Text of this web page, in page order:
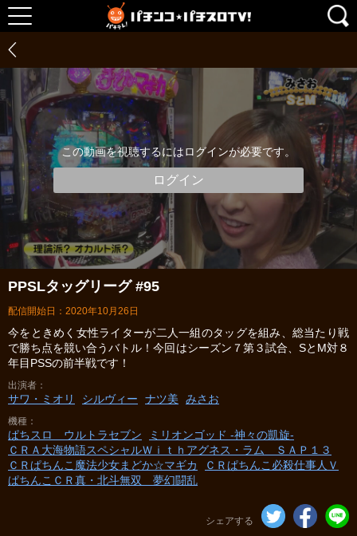
この動画を視聴するにはログインが必要です。
ログイン
PPSLタッグリーグ #95
配信開始日：2020年10月26日
今をときめく女性ライターが二人一組のタッグを組み、総当たり戦
で勝ち点を競い合うバトル！今回はシーズン７第３試合、SとM対８
年目PSSの前半戦です！
出演者
サワ・ミオリ シルヴィー ナツ美 みさお
機種
ぱちスロ ウルトラセブン
ミリオンゴッド -神々の凱旋-
ＣＲＡ大海物語スペシャルＷｉｔｈアグネス・ラム ＳＡＰ１３
ＣＲぱちんこ魔法少女まどか☆マギカ
ＣＲぱちんこ必殺仕事人Ｖ
ぱちんこＣＲ真・北斗無双 夢幻闘乱
シェアする